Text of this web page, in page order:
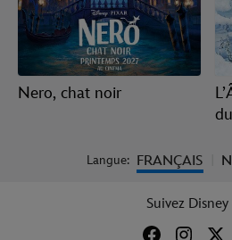
Nero, chat noir
Langue: FRANÇAIS
Suivez Disney